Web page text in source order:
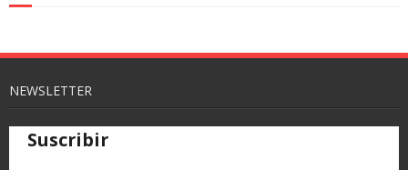
NEWSLETTER
Suscribir